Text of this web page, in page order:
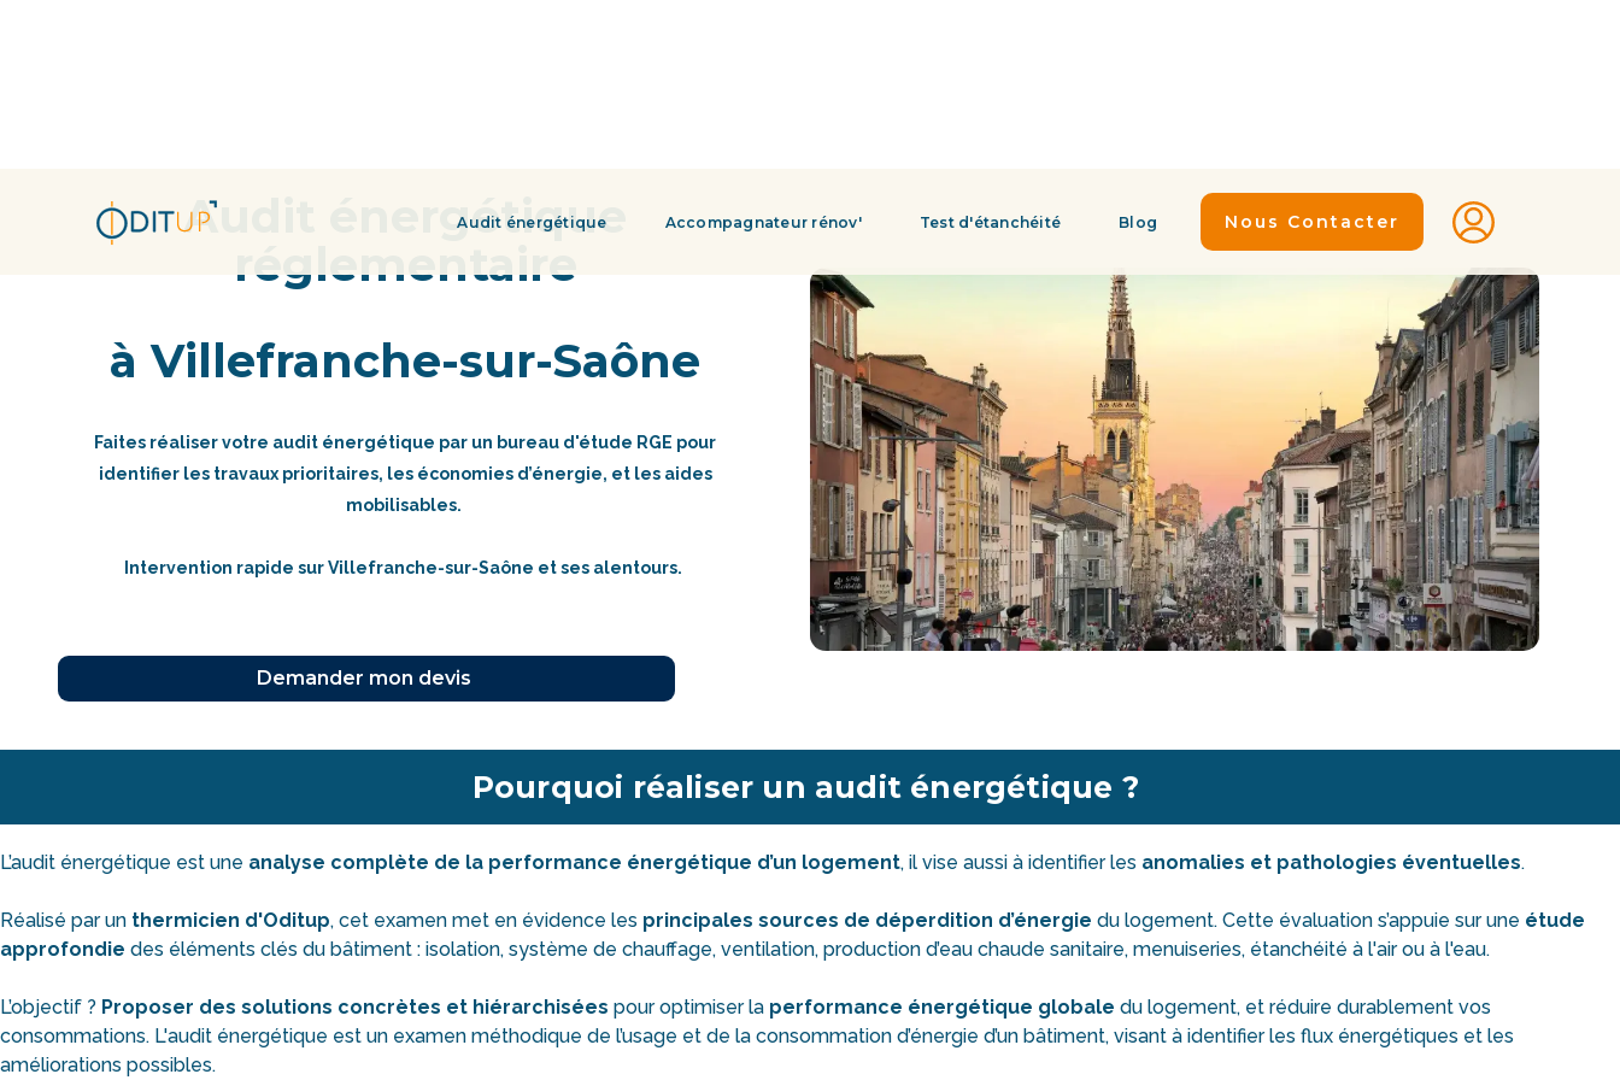
Audit énergétique Accompagnateur rénov' Test d'étanchéité Blog Nous Contacter
Audit énergétique
réglementaire
à Villefranche-sur-Saône
Faites réaliser votre audit énergétique par un bureau d'étude RGE pour
identifier les travaux prioritaires, les économies d’énergie, et les aides
mobilisables.
Intervention rapide sur Villefranche-sur-Saône et ses alentours.
Pourquoi réaliser un audit énergétique ?
L’audit énergétique est une analyse complète de la performance énergétique d’un logement, il vise aussi à identifier les anomalies et pathologies éventuelles.
Réalisé par un thermicien d'Oditup, cet examen met en évidence les principales sources de déperdition d’énergie du logement. Cette évaluation s’appuie sur une étude
approfondie des éléments clés du bâtiment : isolation, système de chauffage, ventilation, production d’eau chaude sanitaire, menuiseries, étanchéité à l'air ou à l'eau.
L’objectif ? Proposer des solutions concrètes et hiérarchisées pour optimiser la performance énergétique globale du logement, et réduire durablement vos
consommations. L'audit énergétique est un examen méthodique de l’usage et de la consommation d’énergie d’un bâtiment, visant à identifier les flux énergétiques et les
améliorations possibles.